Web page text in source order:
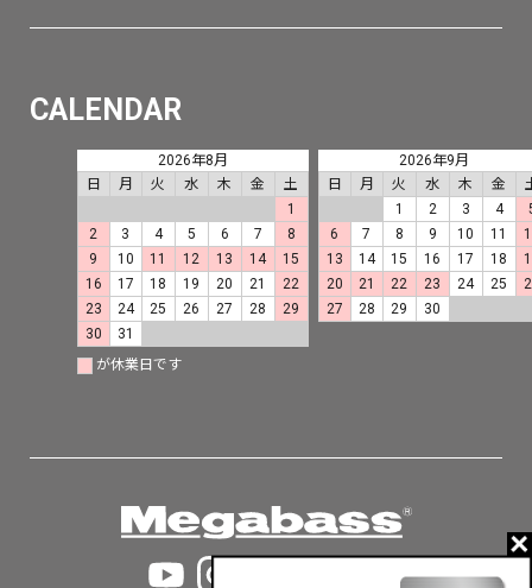
CALENDAR
2026年8月
日
月 火 水 木 金
土
1
2
3 4 5 6 7
8
9
10 11 12 13 14
15
16
17 18 19 20 21
22
23
24 25 26 27 28
29
30
31
2026年9月
日
月 火 水 木 金
1
2 3 4
6
7 8 9 10 11
13
14 15 16 17 18
20
21 22 23 24 25
27
28 29 30
が休業日です